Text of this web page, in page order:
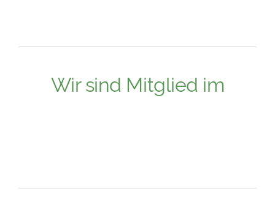
Wir sind Mitglied im